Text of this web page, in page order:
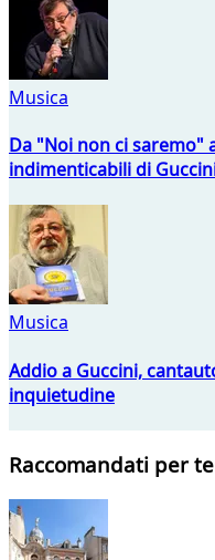
Musica
Da "Noi non ci saremo"
indimenticabili di
Musica
Addio a Guccini,
inquietudine
Raccomandati per te